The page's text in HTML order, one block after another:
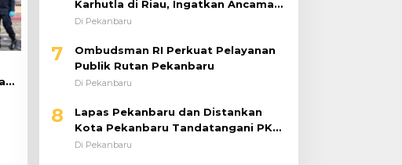
Karhutla di Riau, Ingatkan Ancaman
El Niño dan Prioritaskan
Di Pekanbaru
7
Ombudsman RI Perkuat Pelayanan
Publik Rutan Pekanbaru
Di Pekanbaru
8
Lapas Pekanbaru dan Distankan
Kota Pekanbaru Tandatangani PKS,
Warga Binaan Dibekali Keterampilan
Di Pekanbaru